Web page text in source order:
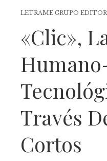
LETRAME GRUPO
«Clic»,
Través
Cortos